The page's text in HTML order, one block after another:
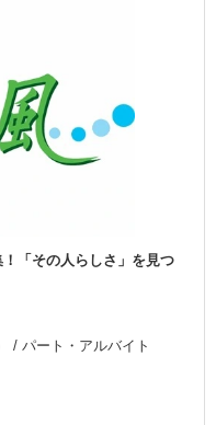
！「その人らしさ」を見つ
/ パート・アルバイト